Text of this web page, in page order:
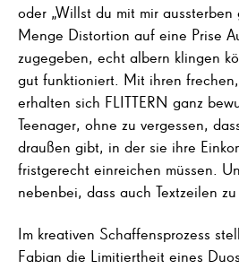
oder „Willst du mit mir
Menge Distortion auf eine Prise
zugegeben, echt albern klingen
gut funktioniert. Mit ihren
erhalten sich FLITTERN ganz
Teenager, ohne zu vergessen,
draußen gibt, in der sie ihre
fristgerecht einreichen müssen.
nebenbei, dass auch Textzeilen
Im kreativen Schaffensprozess
Fabian die Limitiertheit eines